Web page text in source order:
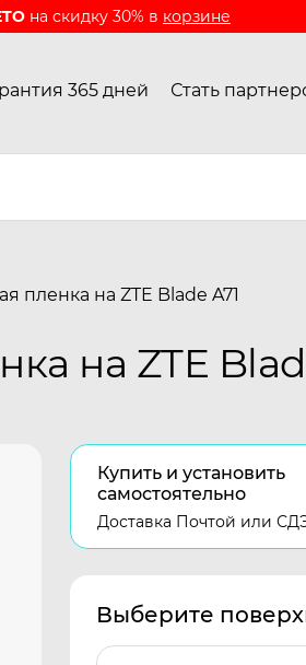
на скидку 30% в корзине
365 дней Стать
пленка на ZTE Blade A71
на ZTE
Купить и установить
самостоятельно
Доставка Почтой или
Выберите